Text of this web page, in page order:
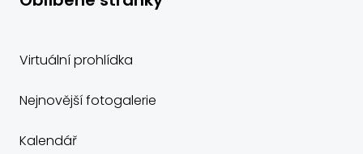
Virtuální prohlídka
Nejnovější fotogalerie
Kalendář